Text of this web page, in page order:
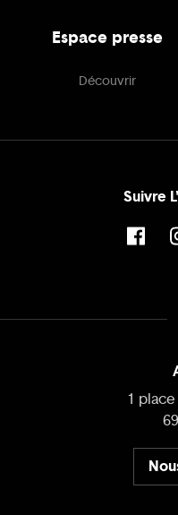
Espace presse
Découvrir
Suivre
1